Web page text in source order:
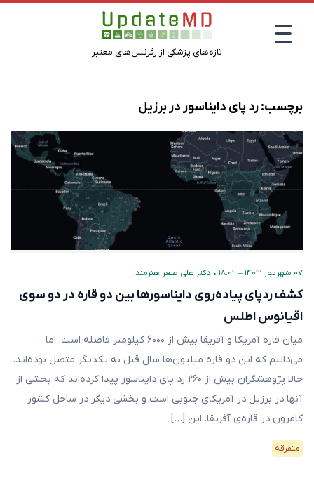
تازه‌های پزشکی از رفرنس‌های معتبر
برچسب:رد پای دایناسور در برزیل
۰۷ شهریور ۱۴۰۳ – ۱۸:۰۲ • دکتر علی‌اصغر هنرمند
کشف ردپای پیاده‌روی دایناسورها بین دو قاره در دو سوی
اقیانوس اطلس
میان قاره آمریکا و آفریقا بیش از ۶۰۰۰ کیلومتر فاصله است. اما
می‌دانیم که این دو قاره میلیون‌ها سال قبل به یکدیگر متصل بوده‌اند.
حالا پژوهشگران بیش از ۲۶۰ رد پای دایناسور پیدا کرده‌اند که بخشی از
آنها در برزیل در آمریکای جنوبی است و بخشی دیگر در ساحل کشور
کامرون در قاره‌ی آفریقا. این […]
متفرقه